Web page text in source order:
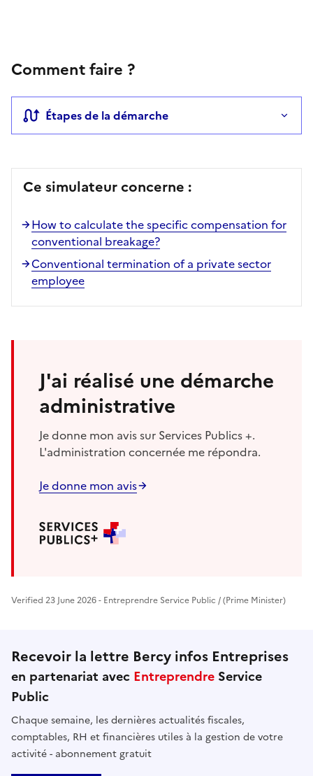
Comment faire ?
Étapes de la démarche
Ce simulateur concerne :
How to calculate the specific compensation for
conventional breakage?
Conventional termination of a private sector
employee
J'ai réalisé une démarche
administrative
Je donne mon avis sur Services Publics +.
L'administration concernée me répondra.
Je donne mon avis
Verified 23 June 2026 - Entreprendre Service Public / (Prime Minister)
Recevoir la lettre Bercy infos Entreprises
en partenariat avec Entreprendre Service
Public
Chaque semaine, les dernières actualités fiscales,
comptables, RH et financières utiles à la gestion de votre
activité - abonnement gratuit